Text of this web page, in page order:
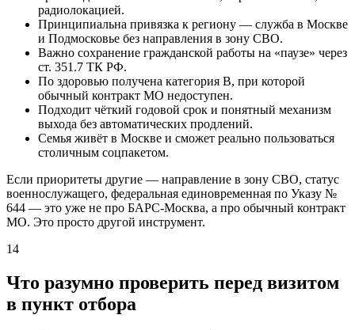
радиолокацией.
Принципиальна привязка к региону — служба в Москве
и Подмосковье без направления в зону СВО.
Важно сохранение гражданской работы на «паузе» через
ст. 351.7 ТК РФ.
По здоровью получена категория В, при которой
обычный контракт МО недоступен.
Подходит чёткий годовой срок и понятный механизм
выхода без автоматических продлений.
Семья живёт в Москве и сможет реально пользоваться
столичным соцпакетом.
Если приоритеты другие — направление в зону СВО, статус
военнослужащего, федеральная единовременная по Указу №
644 — это уже не про БАРС-Москва, а про обычный контракт
МО. Это просто другой инструмент.
14
Что разумно проверить перед визитом
в пункт отбора